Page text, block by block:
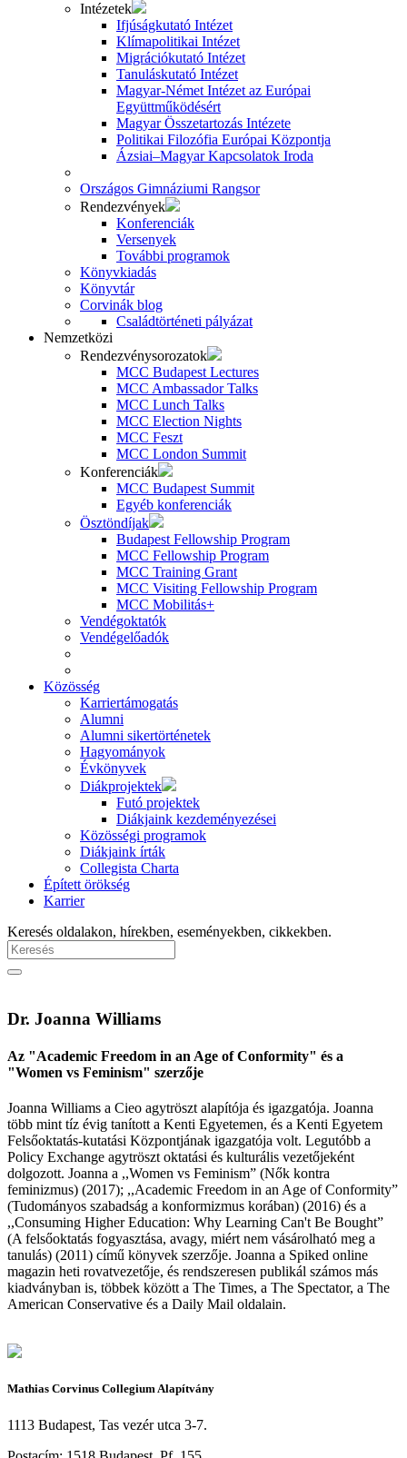
Intézetek
Ifjúságkutató Intézet
Klímapolitikai Intézet
Migrációkutató Intézet
Tanuláskutató Intézet
Magyar-Német Intézet az Európai
Együttműködésért
Magyar Összetartozás Intézete
Politikai Filozófia Európai Központja
Ázsiai–Magyar Kapcsolatok Iroda
Országos Gimnáziumi Rangsor
Rendezvények
Konferenciák
Versenyek
További programok
Könyvkiadás
Könyvtár
Corvinák blog
Családtörténeti pályázat
Nemzetközi
Rendezvénysorozatok
MCC Budapest Lectures
MCC Ambassador Talks
MCC Lunch Talks
MCC Election Nights
MCC Feszt
MCC London Summit
Konferenciák
MCC Budapest Summit
Egyéb konferenciák
Ösztöndíjak
Budapest Fellowship Program
MCC Fellowship Program
MCC Training Grant
MCC Visiting Fellowship Program
MCC Mobilitás+
Vendégoktatók
Vendégelőadók
Közösség
Karriertámogatás
Alumni
Alumni sikertörténetek
Hagyományok
Évkönyvek
Diákprojektek
Futó projektek
Diákjaink kezdeményezései
Közösségi programok
Diákjaink írták
Collegista Charta
Épített örökség
Karrier
Keresés oldalakon, hírekben, eseményekben, cikkekben.
Dr. Joanna Williams
Az "Academic Freedom in an Age of Conformity" és a
"Women vs Feminism" szerzője
Joanna Williams a Cieo agytröszt alapítója és igazgatója. Joanna
több mint tíz évig tanított a Kenti Egyetemen, és a Kenti Egyetem
Felsőoktatás-kutatási Központjának igazgatója volt. Legutóbb a
Policy Exchange agytröszt oktatási és kulturális vezetőjeként
dolgozott. Joanna a ,,Women vs Feminism” (Nők kontra
feminizmus) (2017); ,,Academic Freedom in an Age of Conformity”
(Tudományos szabadság a konformizmus korában) (2016) és a
,,Consuming Higher Education: Why Learning Can't Be Bought”
(A felsőoktatás fogyasztása, avagy, miért nem vásárolható meg a
tanulás) (2011) című könyvek szerzője. Joanna a Spiked online
magazin heti rovatvezetője, és rendszeresen publikál számos más
kiadványban is, többek között a The Times, a The Spectator, a The
American Conservative és a Daily Mail oldalain.
Mathias Corvinus Collegium Alapítvány
1113 Budapest, Tas vezér utca 3-7.